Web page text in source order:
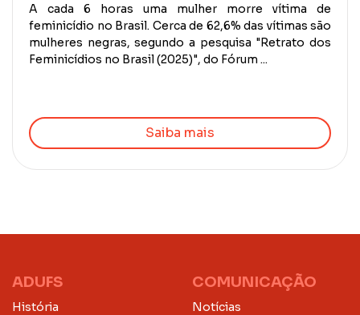
A cada 6 horas uma mulher morre vítima de
feminicídio no Brasil. Cerca de 62,6% das vítimas são
mulheres negras, segundo a pesquisa "Retrato dos
Feminicídios no Brasil (2025)", do Fórum ...
Saiba mais
ADUFS
História
COMUNICAÇÃO
Notícias